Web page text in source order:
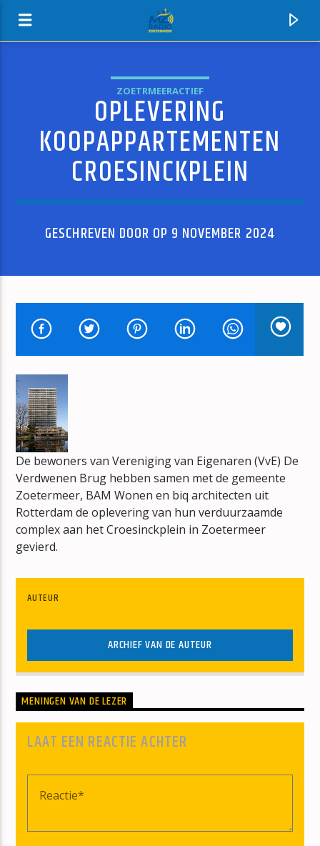
MZ-RADIO
HUIDIG NUMMER
BOUWVAL
ERIK-VERBOUW
mz-radio
ZOETRMEERACTIEF
OPLEVERING
KOOPAPPARTEMENTEN
CROESINCKPLEIN
GESCHREVEN DOOR OP 9 NOVEMBER 2024
De bewoners van Vereniging van Eigenaren (VvE) De
Verdwenen Brug hebben samen met de gemeente
Zoetermeer, BAM Wonen en biq architecten uit
Rotterdam de oplevering van hun verduurzaamde
complex aan het Croesinckplein in Zoetermeer
gevierd.
AUTEUR
ARCHIEF VAN DE AUTEUR
MENINGEN VAN DE LEZER
LAAT EEN REACTIE ACHTER